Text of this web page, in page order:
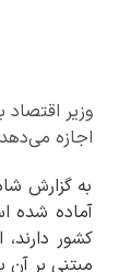
وزیر
اجازه
به گزارش
آماده شده
کشور
مبتنی بر آن